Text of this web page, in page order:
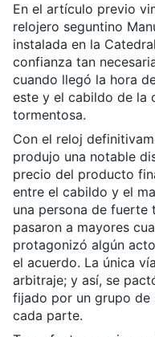
En el artículo previo
relojero seguntino
instalada en la
confianza tan
cuando llegó la hora
este y el cabildo de la
tormentosa.
Con el reloj
produjo una notable
precio del producto
entre el cabildo y el
una persona de fuerte
pasaron a mayores
protagonizó algún
el acuerdo. La única
arbitraje; y así, se
fijado por un grupo de
cada parte.